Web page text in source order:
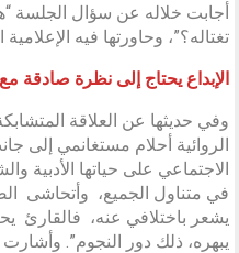
أجابت خلاله عن سؤال الجلسة
تغتاله؟”، وحاورتها فيه
الإبداع يحتاج إلى نظرة صادقة
وفي حديثها عن العلاقة
الروائية أحلام مستغانمي إلى
الاجتماعي على حياتها الأدبية
في متناول الجميع، وأتحاشى
يشعر باختلافي عنه، فالقارئ يحب
يبهره، ذلك دور النجوم”.